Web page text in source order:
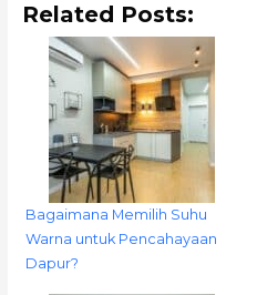
Related Posts:
Bagaimana Memilih Suhu
Warna untuk Pencahayaan
Dapur?